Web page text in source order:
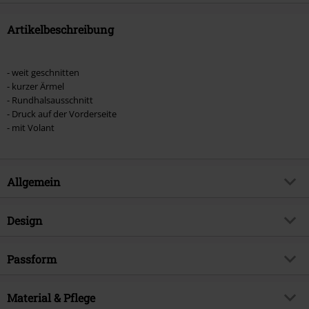
Artikelbeschreibung
- weit geschnitten
- kurzer Ärmel
- Rundhalsausschnitt
- Druck auf der Vorderseite
- mit Volant
Allgemein
Artikelnummer:
Exklusiv bei EMP
Hogwarts, Sommerkleider, Dark
Design
Produkt-Typ
Muster
Passform
Länge (des Kleidungsstücks)
Material & Pflege